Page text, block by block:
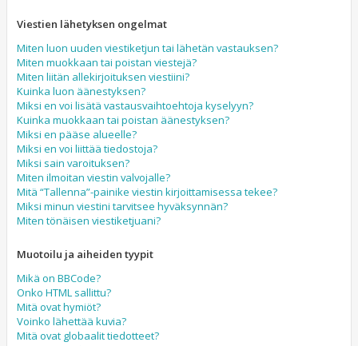
Viestien lähetyksen ongelmat
Miten luon uuden viestiketjun tai lähetän vastauksen?
Miten muokkaan tai poistan viestejä?
Miten liitän allekirjoituksen viestiini?
Kuinka luon äänestyksen?
Miksi en voi lisätä vastausvaihtoehtoja kyselyyn?
Kuinka muokkaan tai poistan äänestyksen?
Miksi en pääse alueelle?
Miksi en voi liittää tiedostoja?
Miksi sain varoituksen?
Miten ilmoitan viestin valvojalle?
Mitä “Tallenna”-painike viestin kirjoittamisessa tekee?
Miksi minun viestini tarvitsee hyväksynnän?
Miten tönäisen viestiketjuani?
Muotoilu ja aiheiden tyypit
Mikä on BBCode?
Onko HTML sallittu?
Mitä ovat hymiöt?
Voinko lähettää kuvia?
Mitä ovat globaalit tiedotteet?